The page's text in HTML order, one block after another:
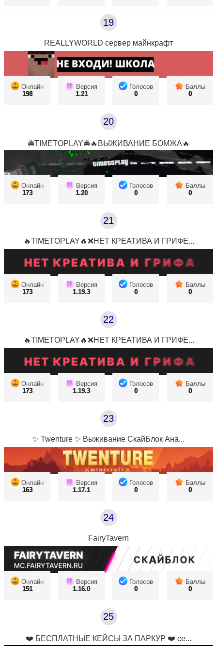
19
REALLYWORLD сервер майнкрафт
Онлайн
198
Версия
1.21
Голосов
0
Баллы
0
20
🚔TIMETOPLAY🚔🔥ВЫЖИВАНИЕ БОМЖА🔥
Онлайн
173
Версия
1.20
Голосов
0
Баллы
0
21
🔥TIMETOPLAY🔥❌НЕТ КРЕАТИВА И ГРИФЕ...
Онлайн
173
Версия
1.19.3
Голосов
0
Баллы
0
22
🔥TIMETOPLAY🔥❌НЕТ КРЕАТИВА И ГРИФЕ...
Онлайн
173
Версия
1.19.3
Голосов
0
Баллы
0
23
✨ Twenture ✨ Выживание СкайБлок Ана...
Онлайн
163
Версия
1.17.1
Голосов
0
Баллы
0
24
FairyTavern
Онлайн
151
Версия
1.16.0
Голосов
0
Баллы
0
25
❤️ БЕСПЛАТНЫЕ КЕЙСЫ ЗА ПАРКУР ❤️ се...